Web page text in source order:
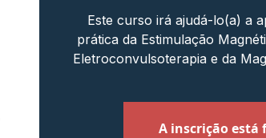
Este curso irá ajudá-lo(a) a
prática da Estimulação
Eletroconvulsoterapia e da
A inscrição está